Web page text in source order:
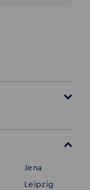
Referenzen
Interne Jobs
Jena
Leipzig